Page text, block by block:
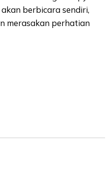
berbicara sendiri,
merasakan perhatian